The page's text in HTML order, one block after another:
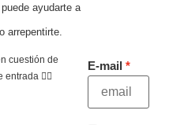
ayudarte a
arrepentirte.
cuestión de
👇🏻
E-mail